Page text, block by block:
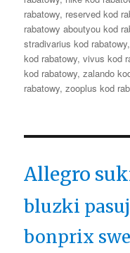
rabatowy, reserved kod
rabatowy aboutyou kod
stradivarius kod rabatowy
kod rabatowy,vivus kod
kod rabatowy,zalando
rabatowy,zooplus kod
Allegro
bluzki
bonprix